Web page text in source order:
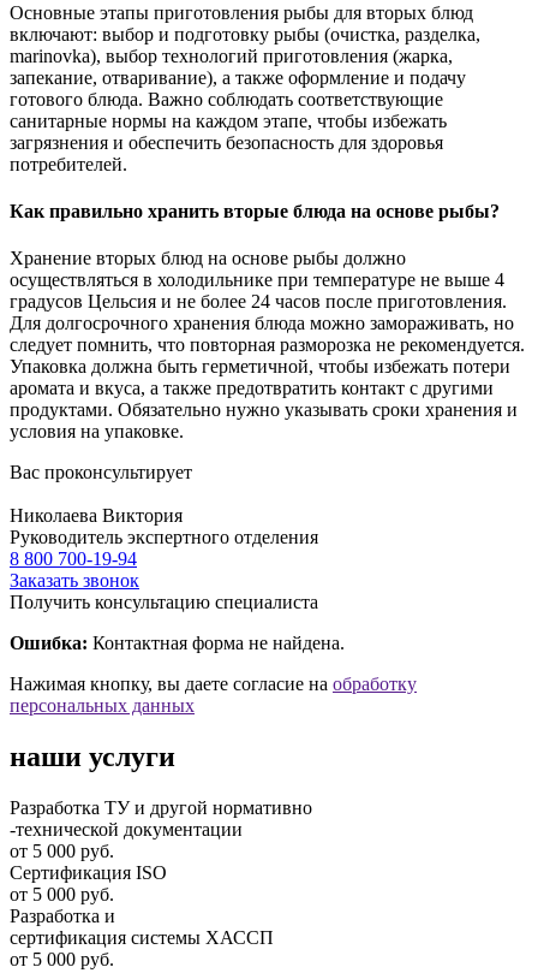
Основные этапы приготовления рыбы для вторых блюд
включают: выбор и подготовку рыбы (очистка, разделка,
marinovka), выбор технологий приготовления (жарка,
запекание, отваривание), а также оформление и подачу
готового блюда. Важно соблюдать соответствующие
санитарные нормы на каждом этапе, чтобы избежать
загрязнения и обеспечить безопасность для здоровья
потребителей.
Как правильно хранить вторые блюда на основе рыбы?
Хранение вторых блюд на основе рыбы должно
осуществляться в холодильнике при температуре не выше 4
градусов Цельсия и не более 24 часов после приготовления.
Для долгосрочного хранения блюда можно замораживать, но
следует помнить, что повторная разморозка не рекомендуется.
Упаковка должна быть герметичной, чтобы избежать потери
аромата и вкуса, а также предотвратить контакт с другими
продуктами. Обязательно нужно указывать сроки хранения и
условия на упаковке.
Вас проконсультирует
Николаева Виктория
Руководитель экспертного отделения
8 800 700-19-94
Заказать звонок
Получить консультацию специалиста
Ошибка: Контактная форма не найдена.
Нажимая кнопку, вы даете согласие на обработку
персональных данных
наши услуги
Разработка ТУ и другой нормативно
-технической документации
от 5 000 руб.
Сертификация ISO
от 5 000 руб.
Разработка и
cертификация системы ХАССП
от 5 000 руб.